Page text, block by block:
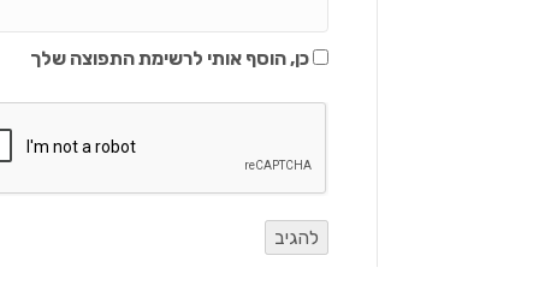
כן, הוסף אותי לרשימת התפוצה שלך